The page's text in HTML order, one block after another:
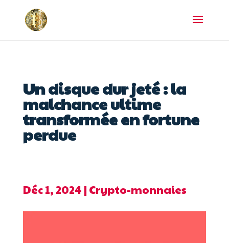
Un disque dur jeté : la
malchance ultime
transformée en fortune
perdue
Déc 1, 2024 | Crypto-monnaies